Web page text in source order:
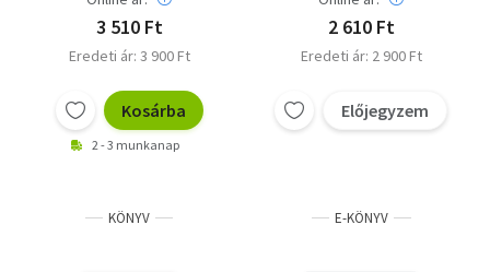
3 510 Ft
Eredeti ár: 3 900 Ft
Kosárba
2 - 3 munkanap
2 610 Ft
Eredeti ár: 2 900 Ft
Előjegyzem
KÖNYV E-KÖNYV